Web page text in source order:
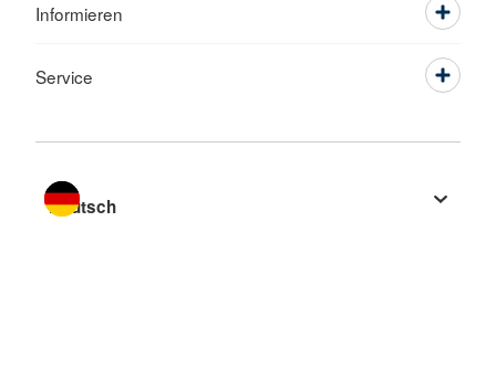
Informieren
Service
Sprache wechseln zu